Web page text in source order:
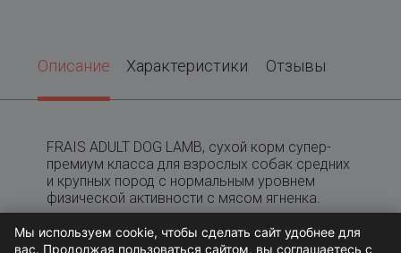
Описание Характеристики Отзывы
FRAIS ADULT DOG LAMB, сухой корм супер-
премиум класса для взрослых собак средних
и крупных пород с нормальным уровнем
физической активности с мясом ягненка.
Мы используем cookie, чтобы сделать сайт удобнее для
вас. Продолжая пользоваться сайтом, вы соглашаетесь с